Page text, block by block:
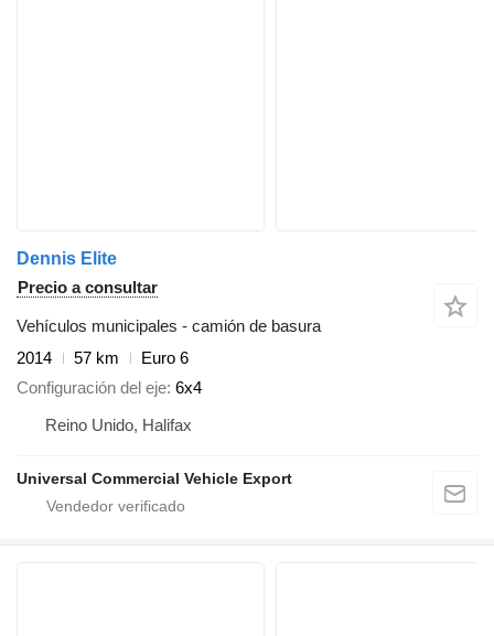
Dennis Elite
Precio a consultar
Vehículos municipales - camión de basura
2014
57 km
Euro 6
Configuración del eje 6x4
Reino Unido, Halifax
Universal Commercial Vehicle Export